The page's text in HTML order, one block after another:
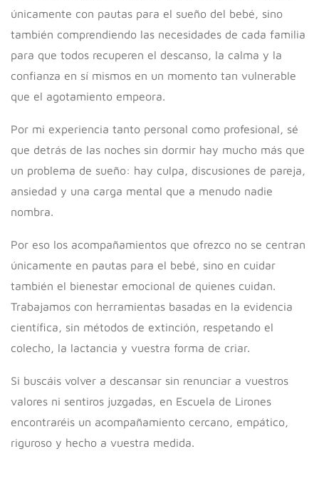
únicamente con pautas para el sueño del bebé, sino
también comprendiendo las necesidades de cada familia
para que todos recuperen el descanso, la calma y la
confianza en sí mismos en un momento tan vulnerable
que el agotamiento empeora.
Por mi experiencia tanto personal como profesional, sé
que detrás de las noches sin dormir hay mucho más que
un problema de sueño: hay culpa, discusiones de pareja,
ansiedad y una carga mental que a menudo nadie
nombra.
Por eso los acompañamientos que ofrezco no se centran
únicamente en pautas para el bebé, sino en cuidar
también el bienestar emocional de quienes cuidan.
Trabajamos con herramientas basadas en la evidencia
científica, sin métodos de extinción, respetando el
colecho, la lactancia y vuestra forma de criar.
Si buscáis volver a descansar sin renunciar a vuestros
valores ni sentiros juzgadas, en Escuela de Lirones
encontraréis un acompañamiento cercano, empático,
riguroso y hecho a vuestra medida.